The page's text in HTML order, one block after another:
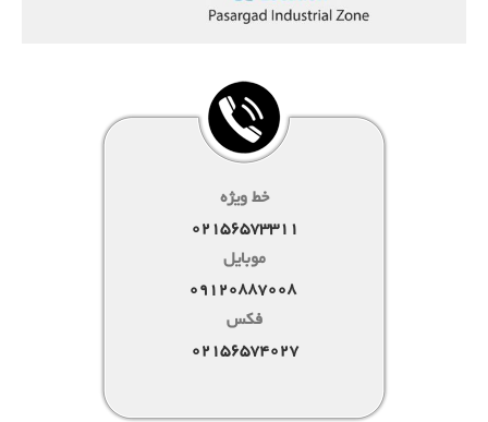
خط ویژه
02156573311
موبایل
09120887008
فکس
02156574027